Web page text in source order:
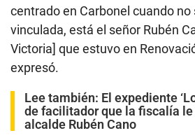
centrado en Carbonel cuando no
vinculada, está el señor Rubén
Victoria] que estuvo en
expresó.
Lee también: El expediente
de facilitador que la fiscalía
alcalde Rubén Cano